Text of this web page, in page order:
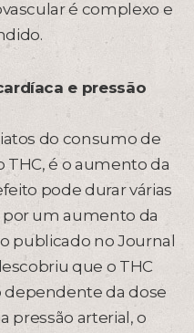
é complexo e
e pressão
do consumo de
é o aumento da
pode durar várias
por um aumento da
publicado no Journal
que o THC
da dose
pressão arterial, o